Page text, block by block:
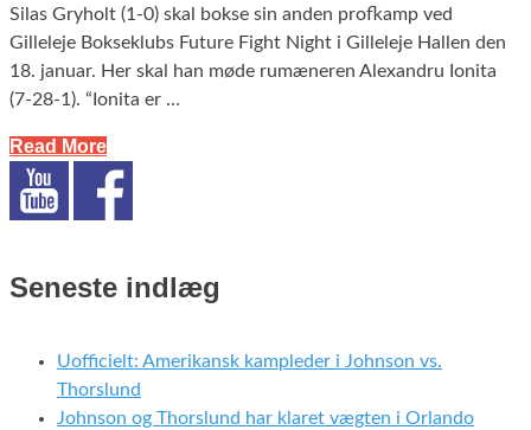
Silas Gryholt (1-0) skal bokse sin anden profkamp ved
Gilleleje Bokseklubs Future Fight Night i Gilleleje Hallen den
18. januar. Her skal han møde rumæneren Alexandru Ionita
(7-28-1). “Ionita er …
Read More
Seneste indlæg
Uofficielt: Amerikansk kampleder i Johnson vs.
Thorslund
Johnson og Thorslund har klaret vægten i Orlando